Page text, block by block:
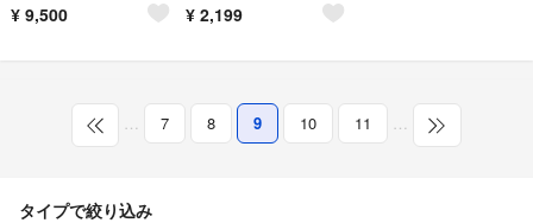
¥ 9,500 ¥ 2,199
… 7 8 9 10 11 …
タイプで絞り込み